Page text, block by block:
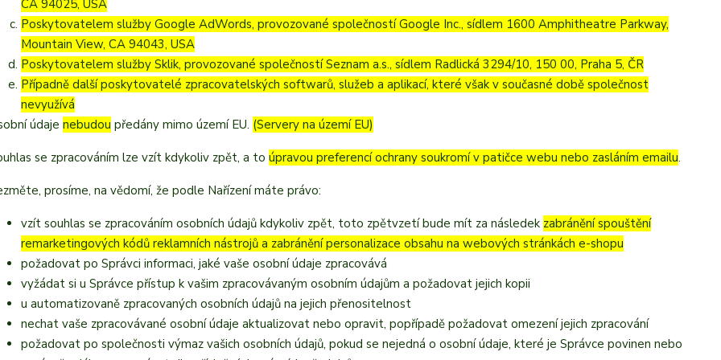
CA 94025, USA
Poskytovatelem služby Google AdWords, provozované společností Google Inc., sídlem 1600 Amphitheatre Parkway,
Mountain View, CA 94043, USA
Poskytovatelem služby Sklik, provozované společností Seznam a.s., sídlem Radlická 3294/10, 150 00, Praha 5, ČR
Případně další poskytovatelé zpracovatelských softwarů, služeb a aplikací, které však v současné době společnost
nevyužívá
údajenebudou předány mimo území EU. (Servery na území EU)
se zpracováním lze vzít kdykoliv zpět, a toúpravou preferencí ochrany soukromí v patičce webu nebo zasláním emailu.
prosíme, na vědomí, že podle Nařízení máte právo:
vzít souhlas se zpracováním osobních údajů kdykoliv zpět, toto zpětvzetí bude mít za následek zabránění spouštění
remarketingových kódů reklamních nástrojů a zabránění personalizace obsahu na webových stránkách e-shopu
požadovat po Správci informaci, jaké vaše osobní údaje zpracovává
vyžádat si u Správce přístup k vašim zpracovávaným osobním údajům a požadovat jejich kopii
u automatizovaně zpracovaných osobních údajů na jejich přenositelnost
nechat vaše zpracovávané osobní údaje aktualizovat nebo opravit, popřípadě požadovat omezení jejich zpracování
požadovat po společnosti výmaz vašich osobních údajů, pokud se nejedná o osobní údaje, které je Správce povinen nebo